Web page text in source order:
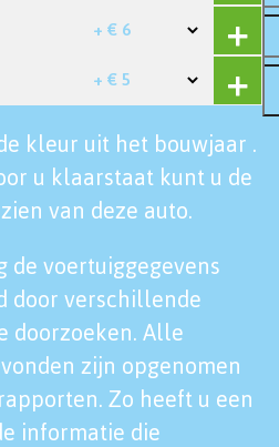
+ € 6
+ € 5
kleur uit het bouwjaar .
u klaarstaat kunt u de
van deze auto.
de voertuiggegevens
door verschillende
doorzoeken. Alle
zijn opgenomen
Zo heeft u een
informatie die